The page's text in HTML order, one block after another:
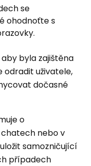
se
ohodnoťte s
byla zajištěna
odradit uživatele,
dočasné
o
nebo v
samozničující
případech